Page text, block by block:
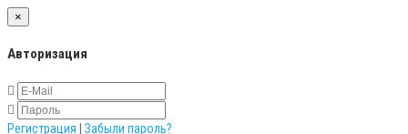
×
Авторизация
Регистрация Забыли пароль?